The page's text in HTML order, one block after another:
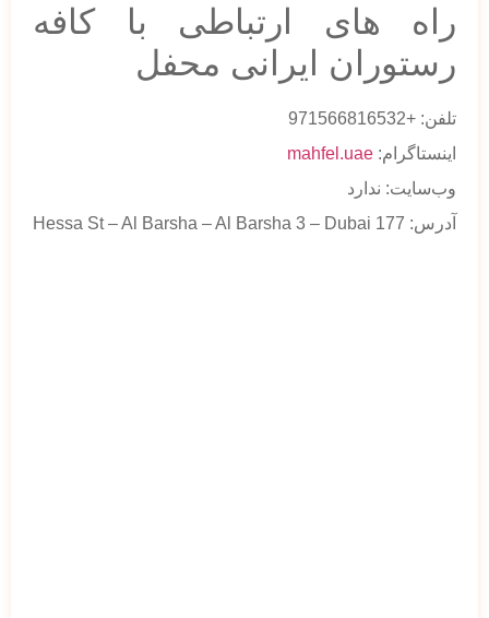
راه های ارتباطی با کافه
رستوران ایرانی محفل
تلفن: +971566816532
اینستاگرام: mahfel.uae
وب‌سایت: ندارد
آدرس: 177 Hessa St – Al Barsha – Al Barsha 3 – Dubai